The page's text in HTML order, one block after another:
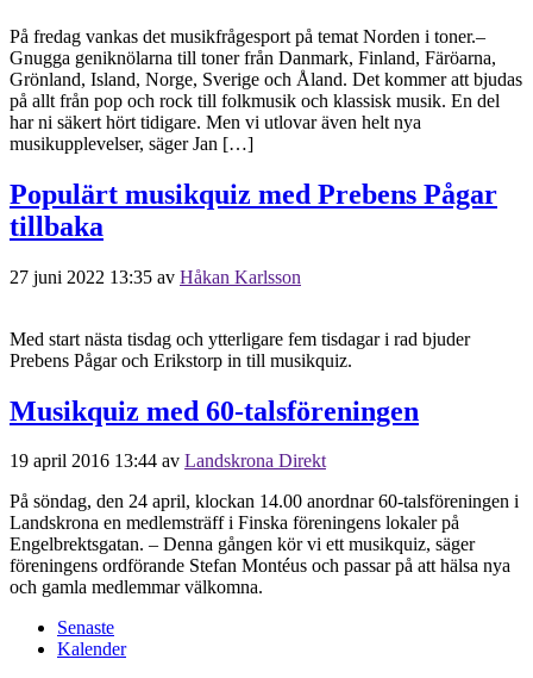
På fredag vankas det musikfrågesport på temat Norden i toner.–
Gnugga geniknölarna till toner från Danmark, Finland, Färöarna,
Grönland, Island, Norge, Sverige och Åland. Det kommer att bjudas
på allt från pop och rock till folkmusik och klassisk musik. En del
har ni säkert hört tidigare. Men vi utlovar även helt nya
musikupplevelser, säger Jan […]
Populärt musikquiz med Prebens Pågar
tillbaka
27 juni 2022 13:35 av Håkan Karlsson
Med start nästa tisdag och ytterligare fem tisdagar i rad bjuder
Prebens Pågar och Erikstorp in till musikquiz.
Musikquiz med 60-talsföreningen
19 april 2016 13:44 av Landskrona Direkt
På söndag, den 24 april, klockan 14.00 anordnar 60-talsföreningen i
Landskrona en medlemsträff i Finska föreningens lokaler på
Engelbrektsgatan. – Denna gången kör vi ett musikquiz, säger
föreningens ordförande Stefan Montéus och passar på att hälsa nya
och gamla medlemmar välkomna.
Senaste
Kalender